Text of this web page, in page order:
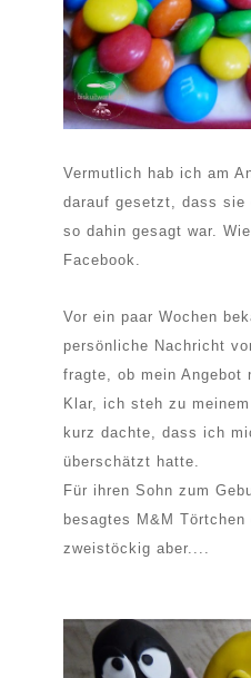
Vermutlich hab ich am
darauf gesetzt, dass
so dahin gesagt war.
Facebook.
Vor ein paar Wochen
persönliche Nachricht
fragte, ob mein Angebot
Klar, ich steh zu
kurz dachte, dass ich
überschätzt hatte.
Für ihren Sohn zum
besagtes M&M
zweistöckig aber....